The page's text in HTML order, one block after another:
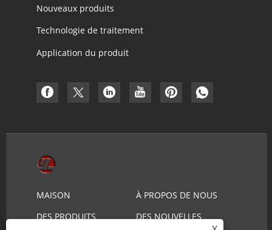
Nouveaux produits
Technologie de traitement
Application du produit
MAISON
À PROPOS DE NOUS
DES PRODUITS
DES NOUVELLES